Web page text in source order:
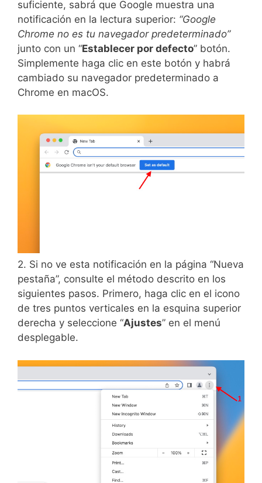
suficiente, sabrá que Google muestra una
notificación en la lectura superior: “Google
Chrome no es tu navegador predeterminado”
junto con un “Establecer por defecto” botón.
Simplemente haga clic en este botón y habrá
cambiado su navegador predeterminado a
Chrome en macOS.
2. Si no ve esta notificación en la página “Nueva
pestaña”, consulte el método descrito en los
siguientes pasos. Primero, haga clic en el icono
de tres puntos verticales en la esquina superior
derecha y seleccione “Ajustes” en el menú
desplegable.